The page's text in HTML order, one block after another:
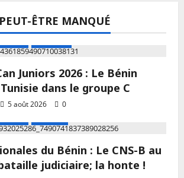
ÊTRE MANQUÉ
Juniors 2026 : Le Bénin
dans le groupe C
5 août 2026
0
du Bénin : Le CNS-B au
judiciaire; la honte !